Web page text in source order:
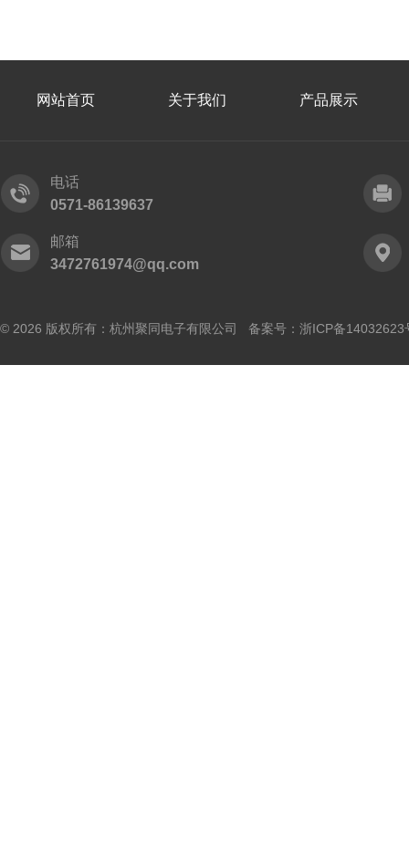
网站首页 关于我们 产品展示
电话
0571-86139637
邮箱
3472761974@qq.com
© 2026 版权所有：杭州聚同电子有限公司 备案号： 浙ICP备14032623